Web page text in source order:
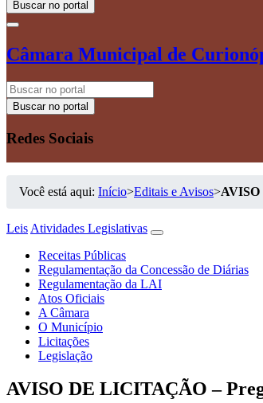
Buscar no portal
Câmara Municipal de
Buscar no portal
Redes Sociais
Você está aqui: Início>Editais e Avisos>
Leis Atividades Legislativas
Receitas Públicas
Regulamentação da Concessão de Diárias
Regulamentação da LAI
Atos Oficiais
A Câmara
O Município
Licitações
Legislação
AVISO DE LICITAÇÃO –